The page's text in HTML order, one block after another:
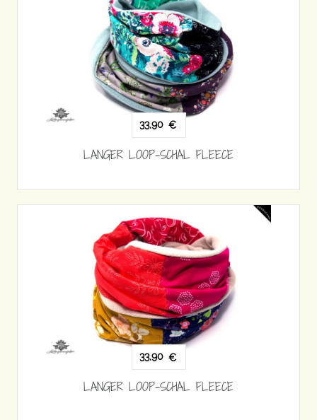
33,90 €
LANGER LOOP-SCHAL FLEECE
33,90 €
LANGER LOOP-SCHAL FLEECE